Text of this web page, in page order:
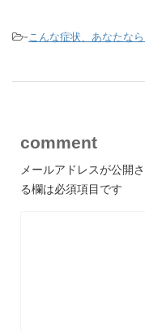
- こんな症状、あなたな
comment
メールアドレスが公開
る欄は必須項目です